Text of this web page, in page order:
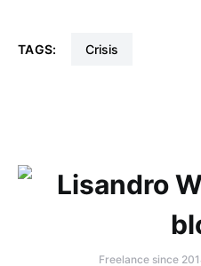
TAGS: crisis
Freelance since